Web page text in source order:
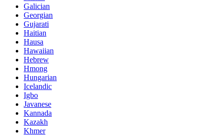
Galician
Georgian
Gujarati
Haitian
Hausa
Hawaiian
Hebrew
Hmong
Hungarian
Icelandic
Igbo
Javanese
Kannada
Kazakh
Khmer